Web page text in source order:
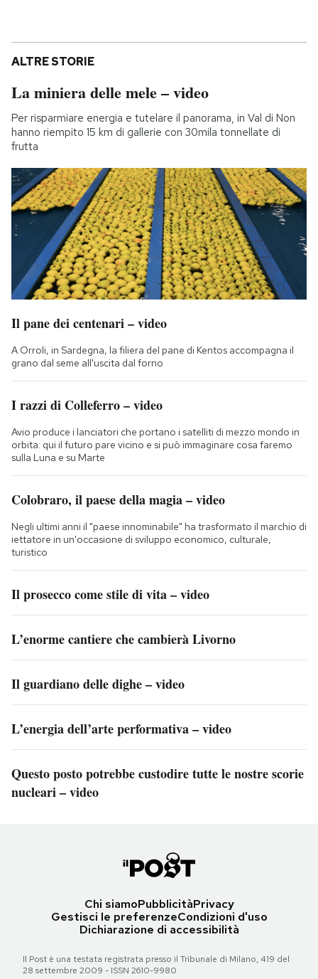
ALTRE STORIE
La miniera delle mele – video
Per risparmiare energia e tutelare il panorama, in Val di Non
hanno riempito 15 km di gallerie con 30mila tonnellate di
frutta
Il pane dei centenari – video
A Orroli, in Sardegna, la filiera del pane di Kentos accompagna il
grano dal seme all'uscita dal forno
I razzi di Colleferro – video
Avio produce i lanciatori che portano i satelliti di mezzo mondo in
orbita: qui il futuro pare vicino e si può immaginare cosa faremo
sulla Luna e su Marte
Colobraro, il paese della magia – video
Negli ultimi anni il "paese innominabile" ha trasformato il marchio di
iettatore in un'occasione di sviluppo economico, culturale,
turistico
Il prosecco come stile di vita – video
L’enorme cantiere che cambierà Livorno
Il guardiano delle dighe – video
L’energia dell’arte performativa – video
Questo posto potrebbe custodire tutte le nostre scorie
nucleari – video
Chi siamoPubblicitàPrivacy
Gestisci le preferenzeCondizioni d'uso
Dichiarazione di accessibilità
Il Post è una testata registrata presso il Tribunale di Milano, 419 del
28 settembre 2009 - ISSN 2610-9980